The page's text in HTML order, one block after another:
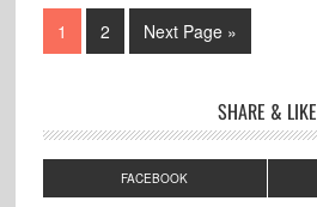
1 2 Next Page »
SHARE & LIKE
FACEBOOK